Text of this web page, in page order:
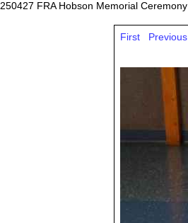
250427 FRA Hobson Memorial Ceremony
First Previous